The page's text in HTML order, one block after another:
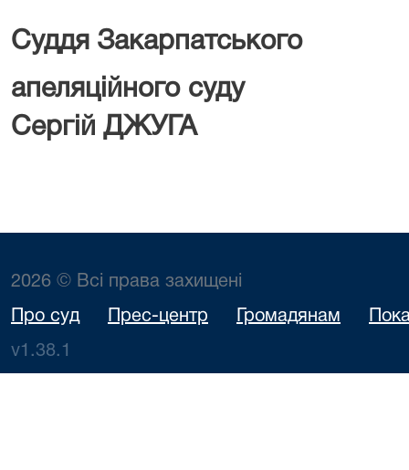
Суддя Закарпатського
Сергій ДЖУГА
2026 © Всі права захищені
Про суд Прес-центр Громадянам
v1.38.1